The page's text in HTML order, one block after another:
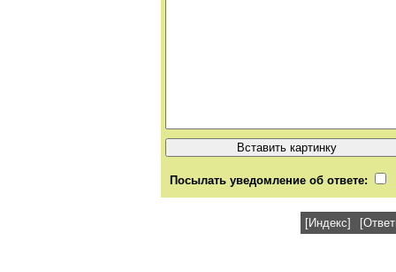
Посылать уведомление об ответе:
[Индекс]